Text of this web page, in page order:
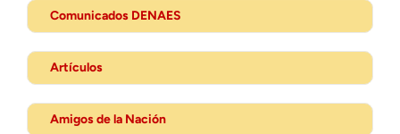
Comunicados DENAES
Artículos
Amigos de la Nación